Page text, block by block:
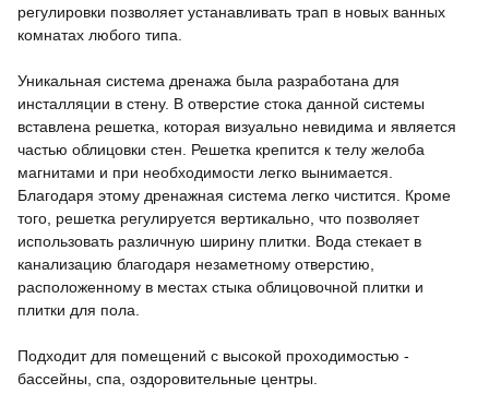
регулировки позволяет устанавливать трап в новых ванных
комнатах любого типа.
Уникальная система дренажа была разработана для
инсталляции в стену. В отверстие стока данной системы
вставлена решетка, которая визуально невидима и является
частью облицовки стен. Решетка крепится к телу желоба
магнитами и при необходимости легко вынимается.
Благодаря этому дренажная система легко чистится. Кроме
того, решетка регулируется вертикально, что позволяет
использовать различную ширину плитки. Вода стекает в
канализацию благодаря незаметному отверстию,
расположенному в местах стыка облицовочной плитки и
плитки для пола.
Подходит для помещений с высокой проходимостью -
бассейны, спа, оздоровительные центры.